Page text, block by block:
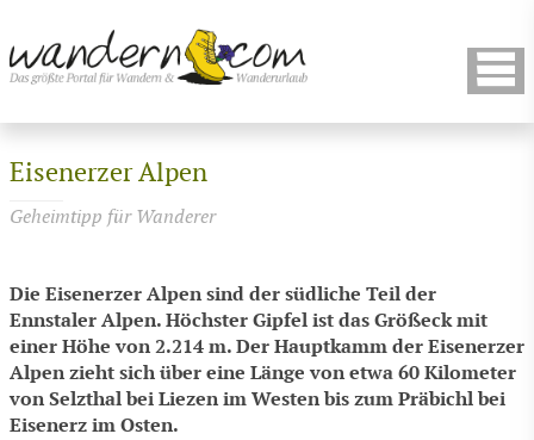
Eisenerzer Alpen
Geheimtipp für Wanderer
Die Eisenerzer Alpen sind der südliche Teil der
Ennstaler Alpen. Höchster Gipfel ist das Größeck mit
einer Höhe von 2.214 m. Der Hauptkamm der Eisenerzer
Alpen zieht sich über eine Länge von etwa 60 Kilometer
von Selzthal bei Liezen im Westen bis zum Präbichl bei
Eisenerz im Osten.